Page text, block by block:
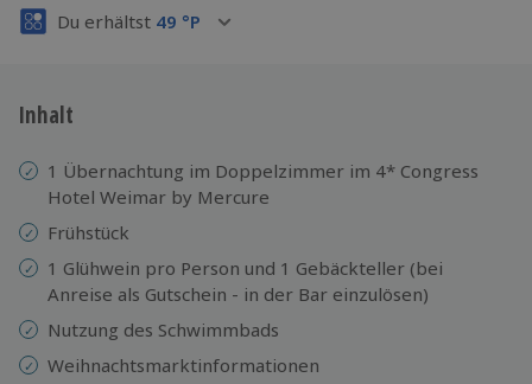
Volle Flexibilität
3 Jahre gültig & verlängerbar.
Du erhältst 49 °P
Inhalt
1 Übernachtung im Doppelzimmer im 4* Congress
Hotel Weimar by Mercure
Frühstück
1 Glühwein pro Person und 1 Gebäckteller (bei
Anreise als Gutschein - in der Bar einzulösen)
Nutzung des Schwimmbads
Weihnachtsmarktinformationen